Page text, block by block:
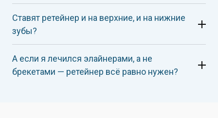
Ставят ретейнер и на верхние, и на нижние
зубы?
А если я лечился элайнерами, а не
брекетами — ретейнер всё равно нужен?